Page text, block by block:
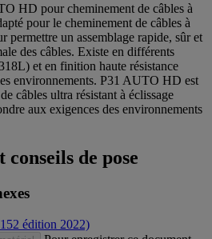
HD pour cheminement de câbles à
pour le cheminement de câbles à
permettre un assemblage rapide, sûr et
des câbles. Existe en différents
et en finition haute résistance
environnements. P31 AUTO HD est
câbles ultra résistant à éclissage
aux exigences des environnements
de pose
édition 2022)